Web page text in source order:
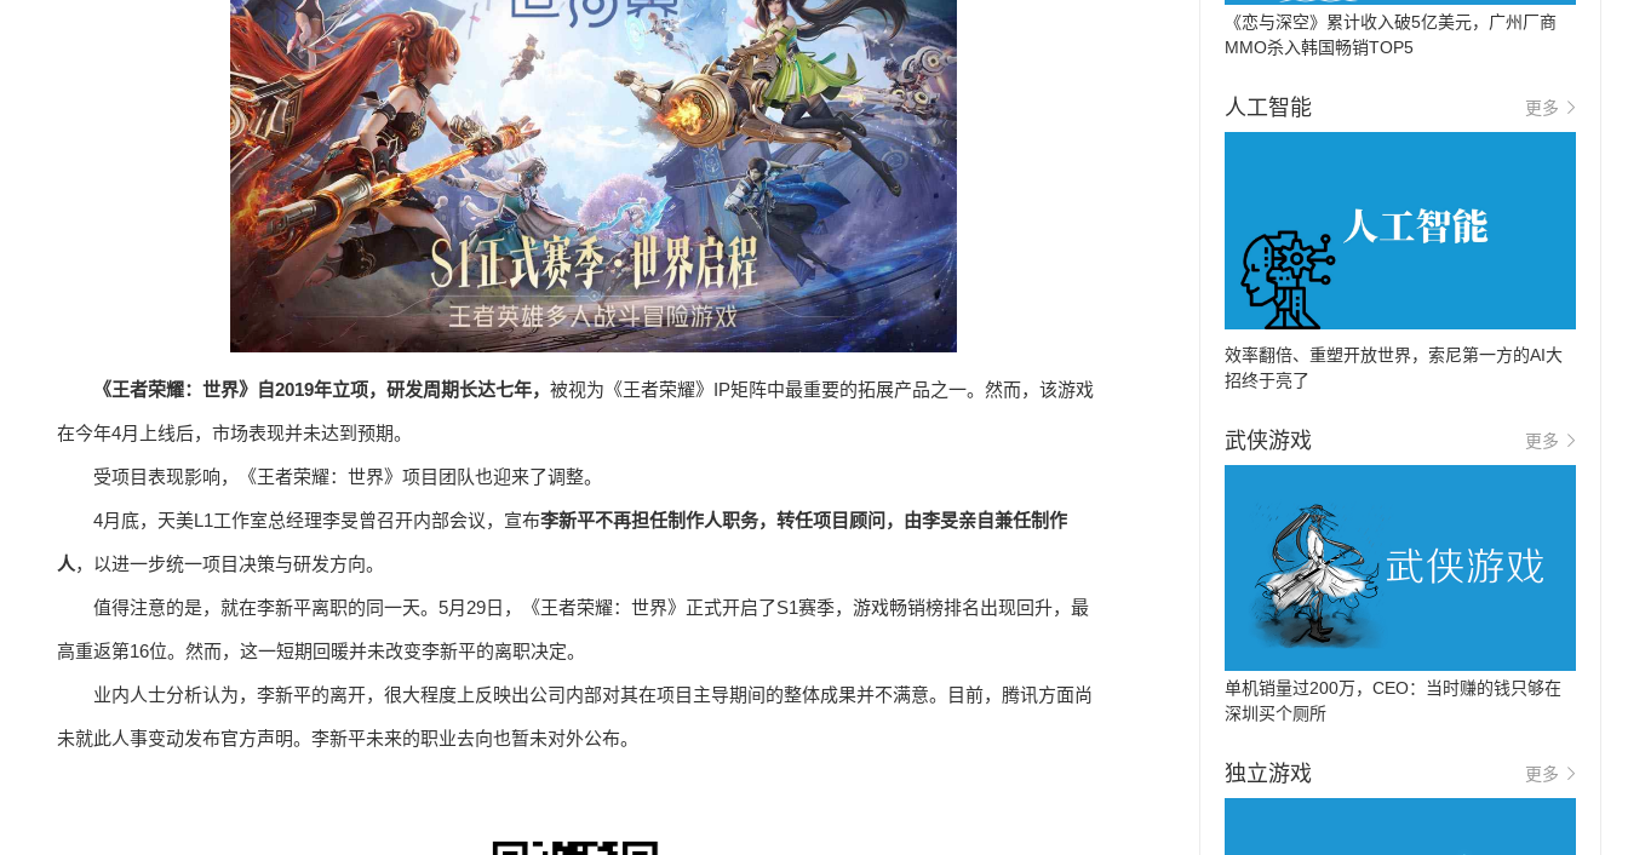
《王者荣耀：世界》自2019年立项，研发周期长达七年， 被视为《王者荣耀》IP矩阵中最重要的拓展产品之一。然而，该游戏
在今年4月上线后，市场表现并未达到预期。
受项目表现影响，《王者荣耀：世界》项目团队也迎来了调整。
4月底，天美L1工作室总经理李旻曾召开内部会议，宣布李新平不再担任制作人职务，转任项目顾问，由李旻亲自兼任制作
人，以进一步统一项目决策与研发方向。
值得注意的是，就在李新平离职的同一天。5月29日，《王者荣耀：世界》正式开启了S1赛季，游戏畅销榜排名出现回升，最
高重返第16位。然而，这一短期回暖并未改变李新平的离职决定。
业内人士分析认为，李新平的离开，很大程度上反映出公司内部对其在项目主导期间的整体成果并不满意。目前，腾讯方面尚
未就此人事变动发布官方声明。李新平未来的职业去向也暂未对外公布。
《恋与深空》累计收入破5亿美元，广州厂商
MMO杀入韩国畅销TOP5
人工智能 更多
效率翻倍、重塑开放世界，索尼第一方的AI大
招终于亮了
武侠游戏 更多
单机销量过200万，CEO：当时赚的钱只够在
深圳买个厕所
独立游戏 更多